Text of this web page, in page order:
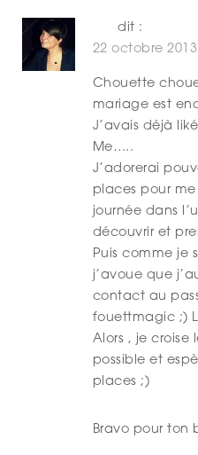
dit :
22 octobre
Chouette
mariage est
J’avais déjà
Me…..
J’adorerai
places pour
journée dans
découvrir et
Puis comme je
j’avoue que
contact au
fouettmagic ;)
Alors , je croise
possible et
places ;)
Bravo pour ton